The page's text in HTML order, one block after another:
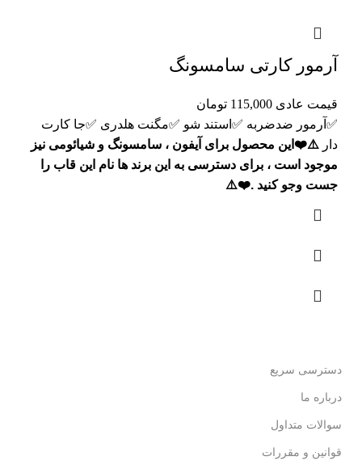
آرمور کارتی سامسونگ
قیمت عادی 115,000 تومان
✅آرمور ضدضربه ✅استند شو ✅مگنت هلدری ✅جا کارت
دار ⚠️❤️این محصول برای آیفون ، سامسونگ و شیائومی نیز
موجود است ، برای دسترسی به این برند ها نام این قاب را
جست وجو کنید .❤️⚠️
دسترسی سریع
درباره ما
سوالات متداول
قوانین و مقررات